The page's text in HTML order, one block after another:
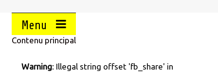
Menu
Contenu principal
Warning: Illegal string offset 'fb_share' in